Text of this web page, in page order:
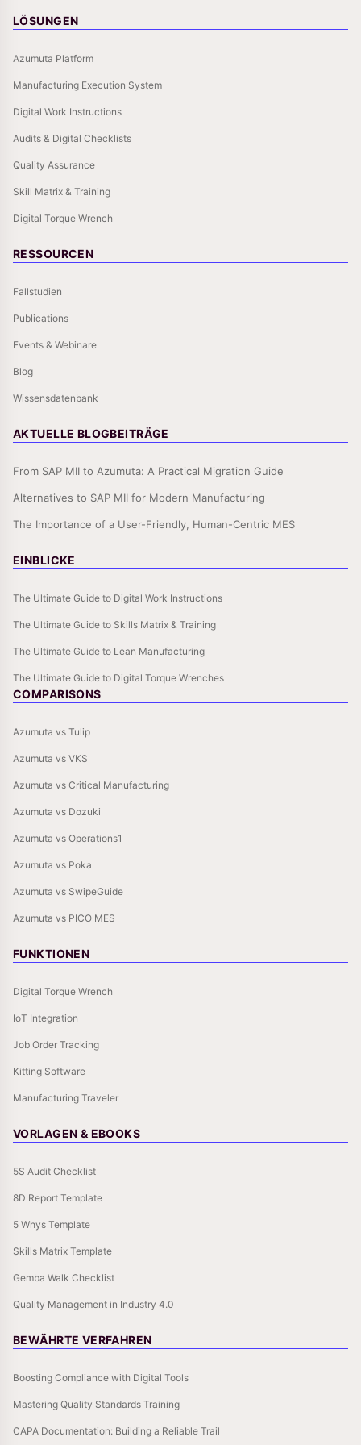
LÖSUNGEN
Azumuta Platform
Manufacturing Execution System
Digital Work Instructions
Audits & Digital Checklists
Quality Assurance
Skill Matrix & Training
Digital Torque Wrench
RESSOURCEN
Fallstudien
Publications
Events & Webinare
Blog
Wissensdatenbank
AKTUELLE BLOGBEITRÄGE
From SAP MII to Azumuta: A Practical Migration Guide
Alternatives to SAP MII for Modern Manufacturing
The Importance of a User-Friendly, Human-Centric MES
EINBLICKE
The Ultimate Guide to Digital Work Instructions
The Ultimate Guide to Skills Matrix & Training
The Ultimate Guide to Lean Manufacturing
The Ultimate Guide to Digital Torque Wrenches
COMPARISONS
Azumuta vs Tulip
Azumuta vs VKS
Azumuta vs Critical Manufacturing
Azumuta vs Dozuki
Azumuta vs Operations1
Azumuta vs Poka
Azumuta vs SwipeGuide
Azumuta vs PICO MES
FUNKTIONEN
Digital Torque Wrench
IoT Integration
Job Order Tracking
Kitting Software
Manufacturing Traveler
VORLAGEN & EBOOKS
5S Audit Checklist
8D Report Template
5 Whys Template
Skills Matrix Template
Gemba Walk Checklist
Quality Management in Industry 4.0
BEWÄHRTE VERFAHREN
Boosting Compliance with Digital Tools
Mastering Quality Standards Training
CAPA Documentation: Building a Reliable Trail